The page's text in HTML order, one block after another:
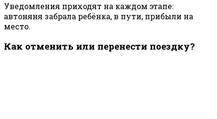
Уведомления приходят на каждом этапе:
автоняня забрала ребёнка, в пути, прибыли на
место.
Как отменить или перенести поездку?